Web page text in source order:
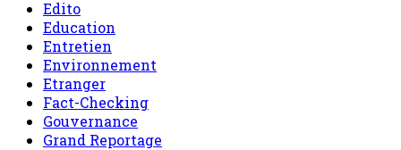
Edito
Education
Entretien
Environnement
Etranger
Fact-Checking
Gouvernance
Grand Reportage